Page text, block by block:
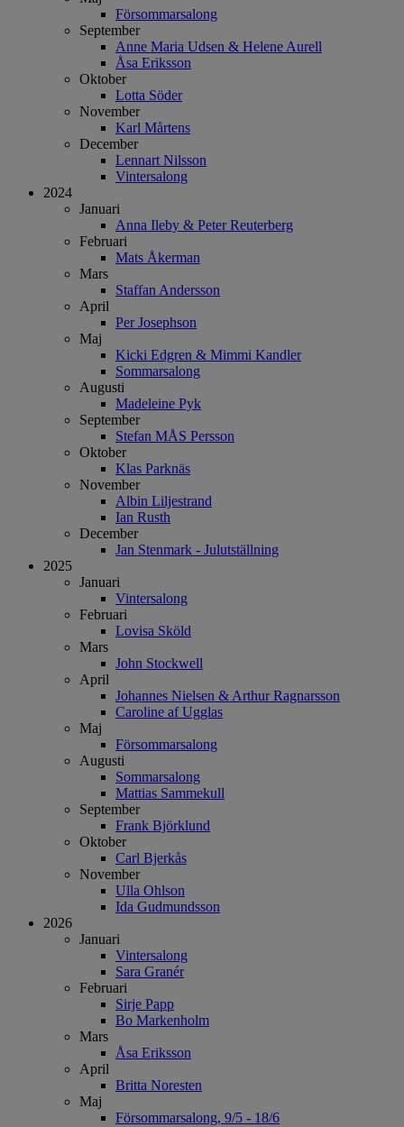
Försommarsalong
September
Anne Maria Udsen & Helene Aurell
Åsa Eriksson
Oktober
Lotta Söder
November
Karl Mårtens
December
Lennart Nilsson
Vintersalong
2024
Januari
Anna Ileby & Peter Reuterberg
Februari
Mats Åkerman
Mars
Staffan Andersson
April
Per Josephson
Maj
Kicki Edgren & Mimmi Kandler
Sommarsalong
Augusti
Madeleine Pyk
September
Stefan MÅS Persson
Oktober
Klas Parknäs
November
Albin Liljestrand
Ian Rusth
December
Jan Stenmark - Julutställning
2025
Januari
Vintersalong
Februari
Lovisa Sköld
Mars
John Stockwell
April
Johannes Nielsen & Arthur Ragnarsson
Caroline af Ugglas
Maj
Försommarsalong
Augusti
Sommarsalong
Mattias Sammekull
September
Frank Björklund
Oktober
Carl Bjerkås
November
Ulla Ohlson
Ida Gudmundsson
2026
Januari
Vintersalong
Sara Granér
Februari
Sirje Papp
Bo Markenholm
Mars
Åsa Eriksson
April
Britta Noresten
Maj
Försommarsalong, 9/5 - 18/6